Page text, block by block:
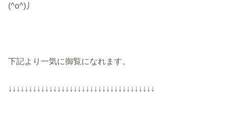
(^o^)丿
下記より一気に御覧になれます。
↓↓↓↓↓↓↓↓↓↓↓↓↓↓↓↓↓↓↓↓↓↓↓↓↓↓↓↓↓↓↓↓↓↓↓↓